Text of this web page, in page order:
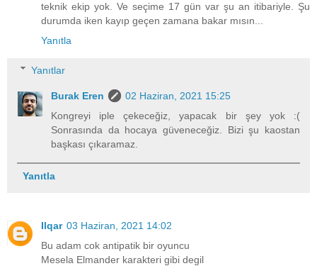
teknik ekip yok. Ve seçime 17 gün var şu an itibariyle. Şu
durumda iken kayıp geçen zamana bakar mısın...
Yanıtla
Yanıtlar
Burak Eren
02 Haziran, 2021 15:25
Kongreyi iple çekeceğiz, yapacak bir şey yok :(
Sonrasında da hocaya güveneceğiz. Bizi şu kaostan
başkası çıkaramaz.
Yanıtla
Ilqar 03 Haziran, 2021 14:02
Bu adam cok antipatik bir oyuncu
Mesela Elmander karakteri gibi degil